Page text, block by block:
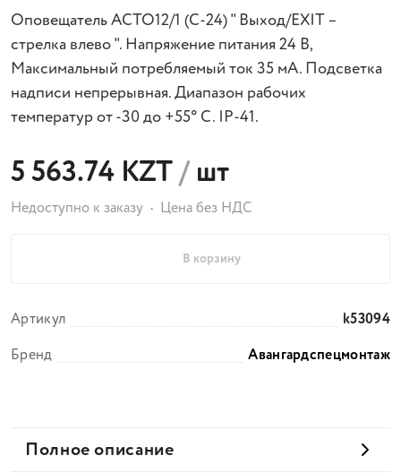
Оповещатель АСТО12/1 (C-24) " Выход/EXIT –
стрелка влево ". Напряжение питания 24 В,
Максимальный потребляемый ток 35 мА. Подсветка
надписи непрерывная. Диапазон рабочих
температур от -30 до +55° С. IP-41.
5 563.74 KZT/шт
Недоступно к заказу Цена без НДС
В корзину
Артикул
k53094
Бренд
Авангардспецмонтаж
Полное описание